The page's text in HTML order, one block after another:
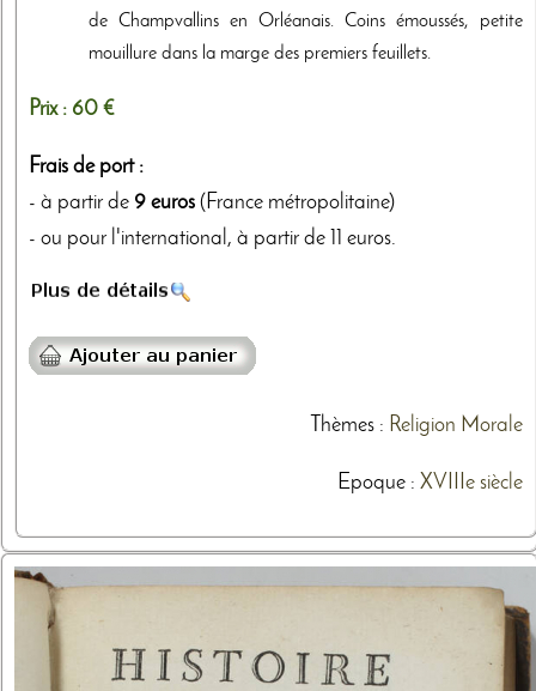
de Champvallins en Orléanais. Coins émoussés, petite
mouillure dans la marge des premiers feuillets.
Prix : 60 €
Frais de port :
- à partir de 9 euros (France métropolitaine)
- ou pour l'international, à partir de 11 euros.
Thèmes: Religion Morale
Epoque : XVIIIe siècle